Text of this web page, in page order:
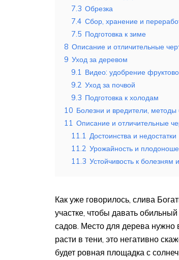
7.3 Обрезка
7.4 Сбор, хранение и
7.5 Подготовка к зиме
8 Описание и отличительные
9 Уход за деревом
9.1 Видео: удобрение
9.2 Уход за почвой
9.3 Подготовка к холодам
10 Болезни и вредители,
11 Описание и отличительные
11.1 Достоинства и недостатки
11.2 Урожайность и
11.3 Устойчивость к болезням
Как уже говорилось, слива
участке, чтобы давать
садов. Место для дерева нужно
расти в тени, это негативно
будет ровная площадка с